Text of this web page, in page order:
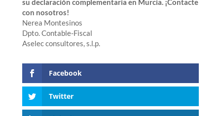
su declaración complementaria en Murcia. ¡Contacte
con nosotros!
Nerea Montesinos
Dpto. Contable-Fiscal
Aselec consultores, s.l.p.
Facebook
Twitter